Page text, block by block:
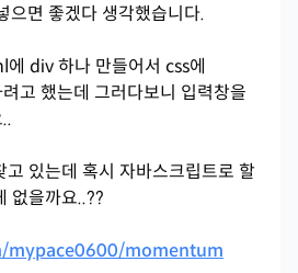
으면 좋겠다 생각했습니다.
div 하나 만들어서 css에
고 했는데 그러다보니 입력창을
있는데 혹시 자바스크립트로 할
없을까요..??
momentum